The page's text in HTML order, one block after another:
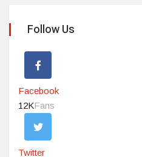
Follow Us
Facebook
12KFans
Twitter